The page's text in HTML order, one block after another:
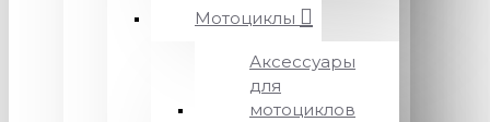
Мотоциклы
Аксессуары
для
мотоциклов